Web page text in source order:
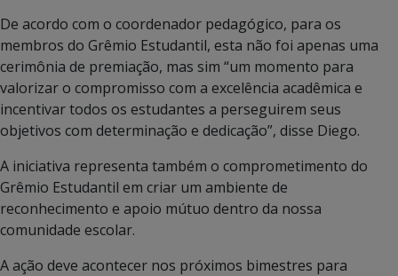
De acordo com o coordenador pedagógico, para os
membros do Grêmio Estudantil, esta não foi apenas uma
cerimônia de premiação, mas sim “um momento para
valorizar o compromisso com a excelência acadêmica e
incentivar todos os estudantes a perseguirem seus
objetivos com determinação e dedicação”, disse Diego.
A iniciativa representa também o comprometimento do
Grêmio Estudantil em criar um ambiente de
reconhecimento e apoio mútuo dentro da nossa
comunidade escolar.
A ação deve acontecer nos próximos bimestres para